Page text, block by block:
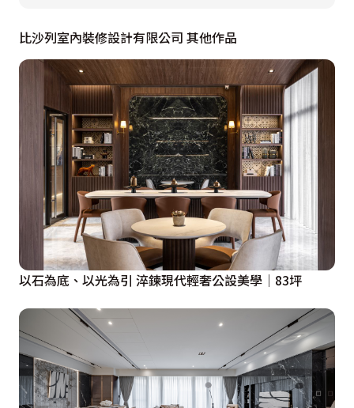
材質的運用來展現建設公司欲傳達的企業文化精神及對建
築物未來的期許和展望，分別在不同空間，例：模型台、
洽談區、櫃枱區及VIP包廂區，用抽象的建築形象及風格
塑立等手法，各自陳述空間的特性及美觀，同時兼具實用
功能。
樣品屋依不同坪數，搭建出白色新古典及現代低調奢華兩
種不同風格的示範，完全一比一的忠實呈現實體尺寸及樑
柱位置，讓來這兒的客人對未來家的藍圖有想像及幢幜，
更能激發想成家購屋的強烈慾望。
比沙列室內裝修設計有限公司 其他作品
以石為底、以光為引 淬鍊現代輕奢公設美學│83坪